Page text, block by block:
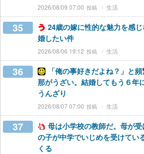
2026/08/09 07:00 生活
35
24歳の嫁に性的な魅力を感
婚したい件
2026/08/06 19:12 生活
36
「俺の事好きだよね？」と
那がうざい。結婚してもう６年
うんざり
2026/08/07 07:00 生活
37
母は小学校の教師だ。母が
の子が中学でいじめを受けてい
くる